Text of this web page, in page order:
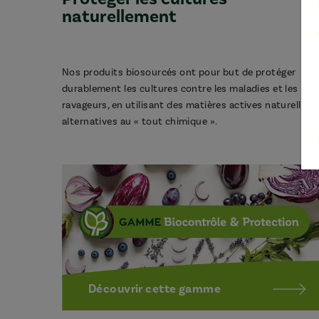
naturellement
Nos produits biosourcés ont pour but de protéger
durablement les cultures contre les maladies et les
ravageurs, en utilisant des matières actives naturelles,
alternatives au « tout chimique ».
Découvrir cette gamme